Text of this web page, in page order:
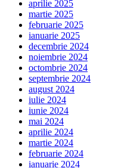
aprilie 2025
martie 2025
februarie 2025
ianuarie 2025
decembrie 2024
noiembrie 2024
octombrie 2024
septembrie 2024
august 2024
iulie 2024
iunie 2024
mai 2024
aprilie 2024
martie 2024
februarie 2024
ianuarie 2024